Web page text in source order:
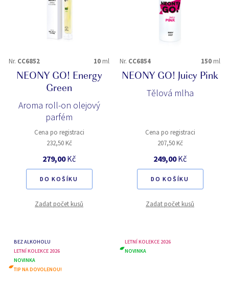
Nr. CC6852 10 ml
NEONY GO! Energy
Green
Aroma roll-on olejový
parfém
Cena po registraci
232,50 Kč
279,00Kč
DO KOŠÍKU
Zadat počet kusů
Nr. CC6854 150 ml
NEONY GO! Juicy Pink
Tělová mlha
Cena po registraci
207,50 Kč
249,00Kč
DO KOŠÍKU
Zadat počet kusů
BEZ ALKOHOLU
LETNÍ KOLEKCE 2026
NOVINKA
TIP NA DOVOLENOU!
LETNÍ KOLEKCE 2026
NOVINKA